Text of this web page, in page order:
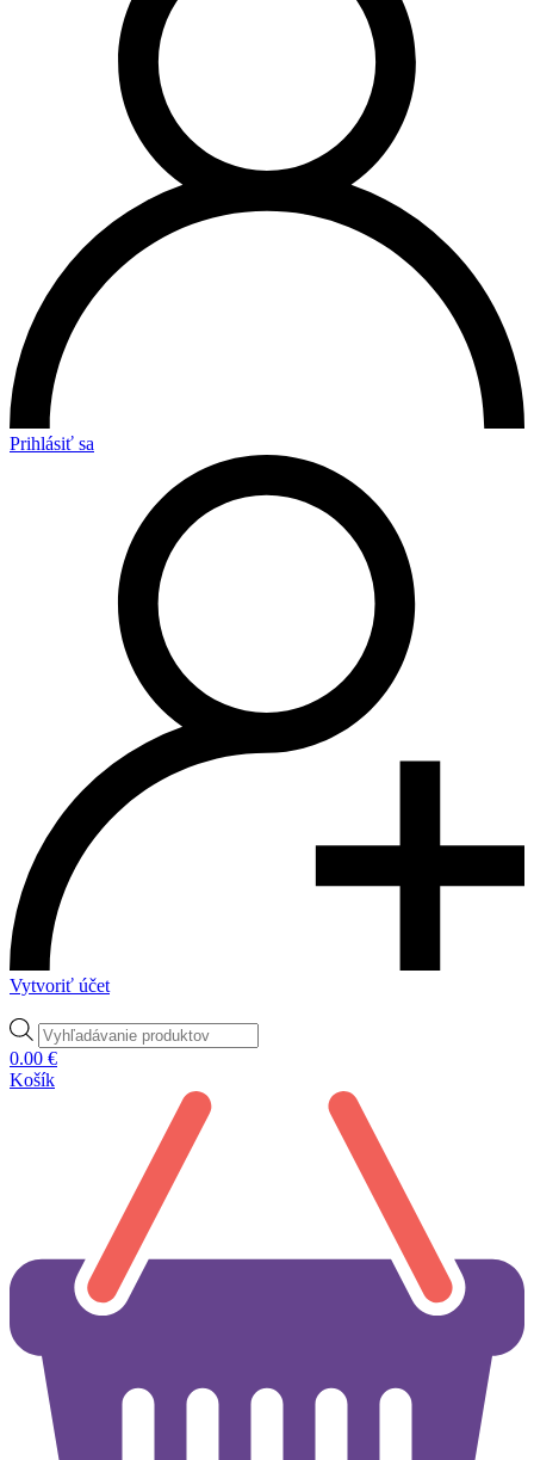
Prihlásiť sa
Vytvoriť účet
Products
search
0.00 €
Košík